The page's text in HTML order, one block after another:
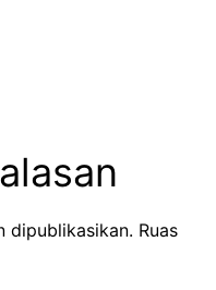
dipublikasikan. Ruas